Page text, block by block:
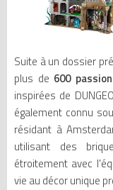
Suite à un dossier
plus de 600
inspirées de
également connu
résidant à
utilisant des
étroitement avec
vie au décor unique